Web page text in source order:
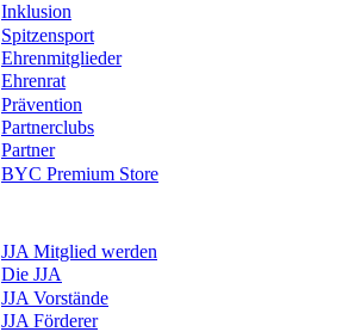
Inklusion
Spitzensport
Ehrenmitglieder
Ehrenrat
Prävention
Partnerclubs
Partner
BYC Premium Store
JJA Mitglied werden
Die JJA
JJA Vorstände
JJA Förderer